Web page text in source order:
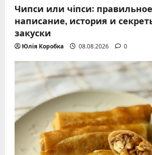
Чипси или чіпси: правильное
написание, история и
закуски
Юлія Коробка 08.08.2026 0